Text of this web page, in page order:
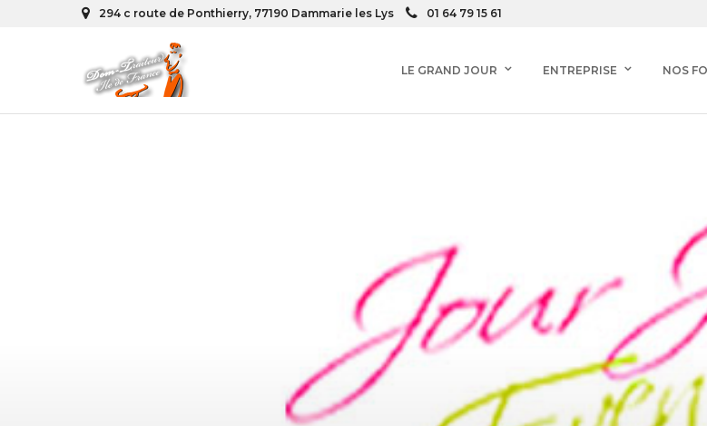
294 c route de Ponthierry, 77190 Dammarie les Lys 01 64 79 15 61
LE GRAND JOUR ENTREPRISE NOS